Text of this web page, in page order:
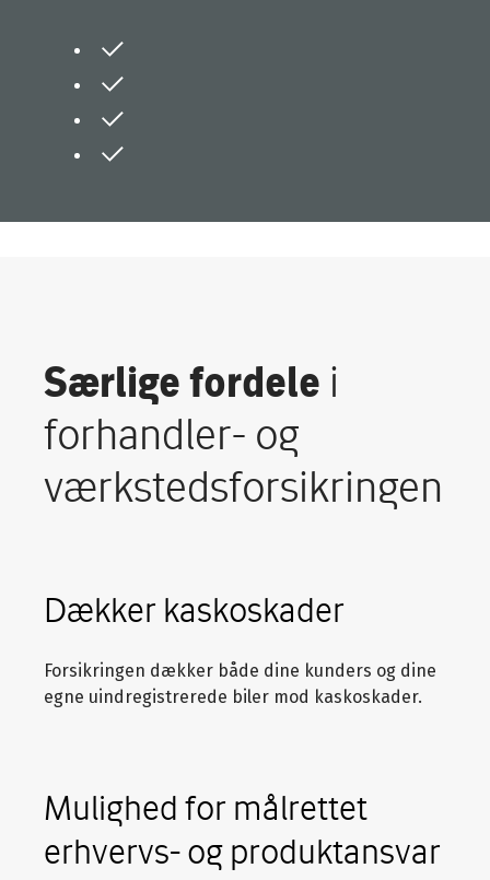
Særlige fordele i
forhandler- og
værkstedsforsikringen
Dækker kaskoskader
Forsikringen dækker både dine kunders og dine
egne uindregistrerede biler mod kaskoskader.
Mulighed for målrettet
erhvervs- og produktansvar